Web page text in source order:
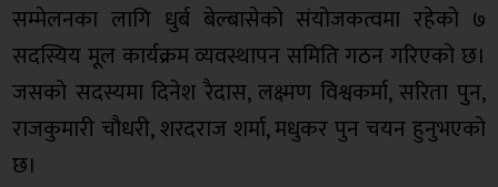
सम्मेलनका लागि धुर्ब बेल्बासेको संयोजकत्वमा रहेको ७
सदस्यिय मूल कार्यक्रम व्यवस्थापन समिति गठन गरिएको छ।
जसको सदस्यमा दिनेश रैदास, लक्ष्मण विश्वकर्मा, सरिता पुन,
राजकुमारी चौधरी, शरदराज शर्मा, मधुकर पुन चयन हुनुभएको
छ।